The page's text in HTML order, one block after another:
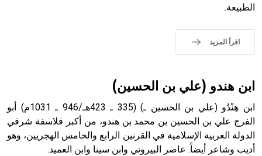
الطبيعة.
اقرأ المزيد
ابن هندو (علي بن الحسين)
ابن هِنْدُو (علي بن الحسين ـ) (335 ـ 423هـ/946 ـ 1031م) أبو
الفرج علي بن الحسين بن محمد بن هندو، من أكبر فلاسفة شرقي
الدولة العربية الإسلامية في القرنين الرابع والخامس الهجريين، وهو
أديب وشاعر أيضاً. عاصر البيروني وابن سينا وابن العميد.